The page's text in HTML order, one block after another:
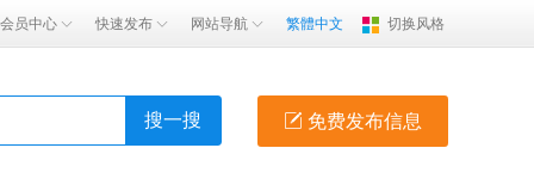
会员中心 快速发布 网站导航 繁體中文 切换风格
免费发布信息
搜一搜